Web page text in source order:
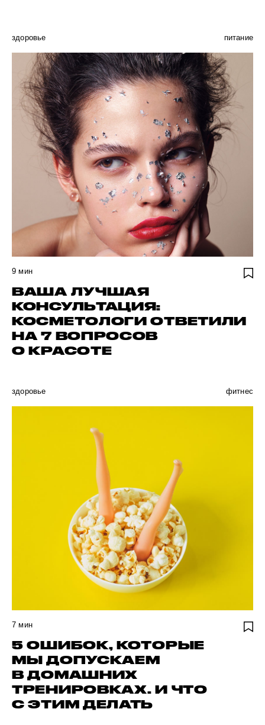
здоровье питание
9 мин
ВАША ЛУЧШАЯ
КОНСУЛЬТАЦИЯ:
КОСМЕТОЛОГИ ОТВЕТИЛИ
НА 7 ВОПРОСОВ
О КРАСОТЕ
здоровье фитнес
7 мин
5 ОШИБОК, КОТОРЫЕ
МЫ ДОПУСКАЕМ
В ДОМАШНИХ
ТРЕНИРОВКАХ. И ЧТО
С ЭТИМ ДЕЛАТЬ